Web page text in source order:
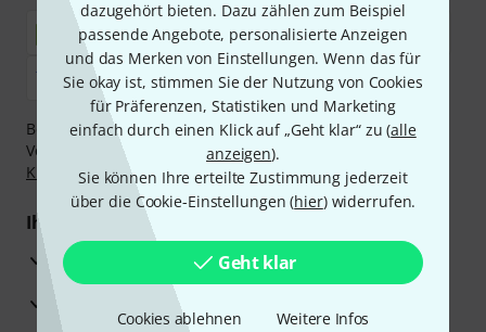
dazugehört bieten. Dazu zählen zum Beispiel
passende Angebote, personalisierte Anzeigen
und das Merken von Einstellungen. Wenn das für
Sie okay ist, stimmen Sie der Nutzung von Cookies
für Präferenzen, Statistiken und Marketing
einfach durch einen Klick auf „Geht klar“ zu (alle
anzeigen).
Sie können Ihre erteilte Zustimmung jederzeit
über die Cookie-Einstellungen (hier) widerrufen.
Geht klar
Cookies ablehnen Weitere Infos
Bezahlen Sie vertraulich und sicher per Nachnahme,
Vorkasse, PayPal, Amazon Pay,Klarna Sofort bezahlen
Klarna Ratenzahlungoder Kreditkarte.
Ihre Vorteile
3 Jahre Thomann Garantie
30 Tage Money-Back-Garantie